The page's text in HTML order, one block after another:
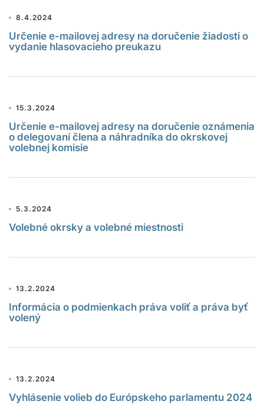
8.4.2024
Určenie e-mailovej adresy na doručenie žiadosti o
vydanie hlasovacieho preukazu
15.3.2024
Určenie e-mailovej adresy na doručenie oznámenia
o delegovaní člena a náhradníka do okrskovej
volebnej komisie
5.3.2024
Volebné okrsky a volebné miestnosti
13.2.2024
Informácia o podmienkach práva voliť a práva byť
volený
13.2.2024
Vyhlásenie volieb do Európskeho parlamentu 2024